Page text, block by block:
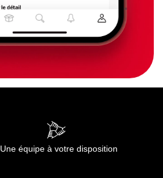
Une équipe à votre disposition